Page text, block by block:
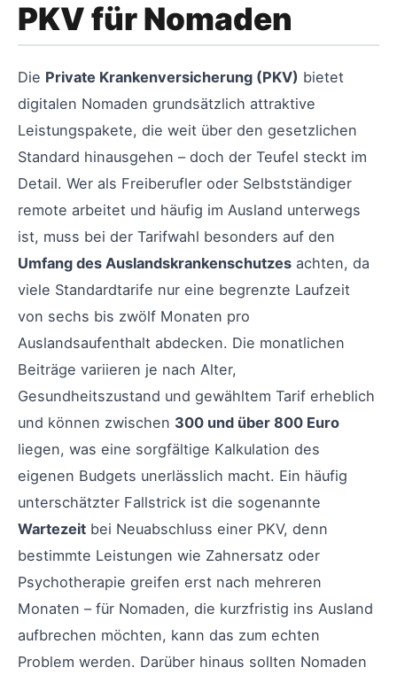
PKV für Nomaden
Die Private Krankenversicherung (PKV) bietet
digitalen Nomaden grundsätzlich attraktive
Leistungspakete, die weit über den gesetzlichen
Standard hinausgehen – doch der Teufel steckt im
Detail. Wer als Freiberufler oder Selbstständiger
remote arbeitet und häufig im Ausland unterwegs
ist, muss bei der Tarifwahl besonders auf den
Umfang des Auslandskrankenschutzes achten, da
viele Standardtarife nur eine begrenzte Laufzeit
von sechs bis zwölf Monaten pro
Auslandsaufenthalt abdecken. Die monatlichen
Beiträge variieren je nach Alter,
Gesundheitszustand und gewähltem Tarif erheblich
und können zwischen 300 und über 800 Euro
liegen, was eine sorgfältige Kalkulation des
eigenen Budgets unerlässlich macht. Ein häufig
unterschätzter Fallstrick ist die sogenannte
Wartezeit bei Neuabschluss einer PKV, denn
bestimmte Leistungen wie Zahnersatz oder
Psychotherapie greifen erst nach mehreren
Monaten – für Nomaden, die kurzfristig ins Ausland
aufbrechen möchten, kann das zum echten
Problem werden. Darüber hinaus sollten Nomaden